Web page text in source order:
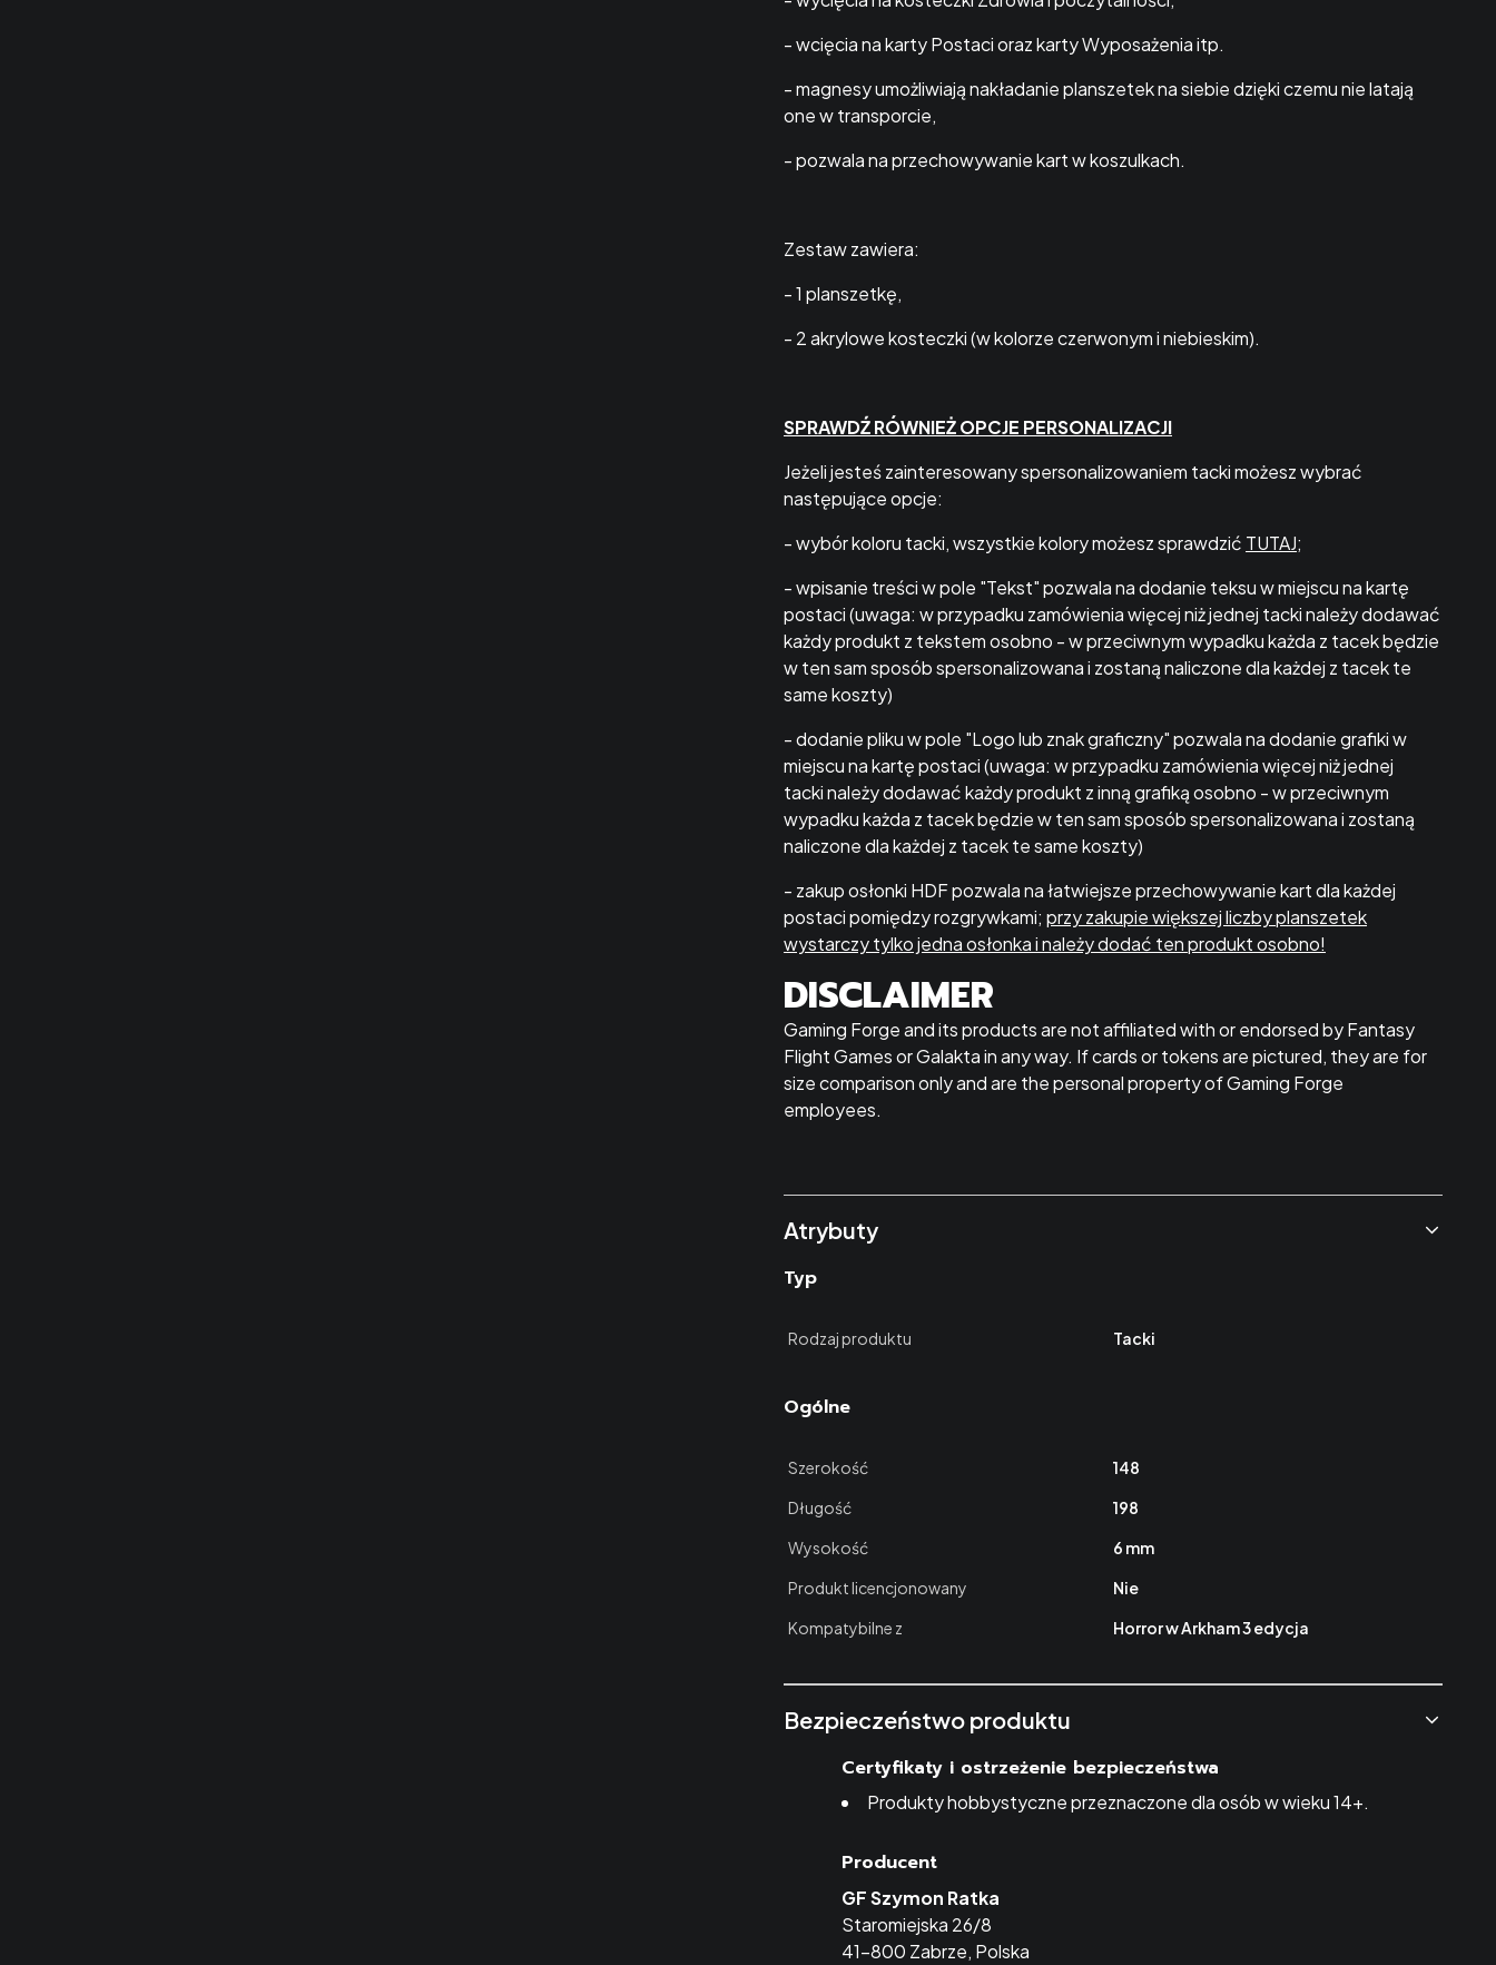
- wcięcia na karty Postaci oraz karty Wyposażenia itp.
- magnesy umożliwiają nakładanie planszetek na siebie dzięki czemu nie latają
one w transporcie,
- pozwala na przechowywanie kart w koszulkach.
Zestaw zawiera:
- 1 planszetkę,
- 2 akrylowe kosteczki (w kolorze czerwonym i niebieskim).
SPRAWDŹ RÓWNIEŻ OPCJE PERSONALIZACJI
Jeżeli jesteś zainteresowany spersonalizowaniem tacki możesz wybrać
następujące opcje:
- wybór koloru tacki, wszystkie kolory możesz sprawdzić TUTAJ;
- wpisanie treści w pole "Tekst" pozwala na dodanie teksu w miejscu na kartę
postaci (uwaga: w przypadku zamówienia więcej niż jednej tacki należy dodawać
każdy produkt z tekstem osobno - w przeciwnym wypadku każda z tacek będzie
w ten sam sposób spersonalizowana i zostaną naliczone dla każdej z tacek te
same koszty)
- dodanie pliku w pole "Logo lub znak graficzny" pozwala na dodanie grafiki w
miejscu na kartę postaci (uwaga: w przypadku zamówienia więcej niż jednej
tacki należy dodawać każdy produkt z inną grafiką osobno - w przeciwnym
wypadku każda z tacek będzie w ten sam sposób spersonalizowana i zostaną
naliczone dla każdej z tacek te same koszty)
- zakup osłonki HDF pozwala na łatwiejsze przechowywanie kart dla każdej
postaci pomiędzy rozgrywkami; przy zakupie większej liczby planszetek
wystarczy tylko jedna osłonka i należy dodać ten produkt osobno!
DISCLAIMER
Gaming Forge and its products are not affiliated with or endorsed by Fantasy
Flight Games or Galakta in any way. If cards or tokens are pictured, they are for
size comparison only and are the personal property of Gaming Forge
employees.
Atrybuty
Typ
Rodzaj produktu Tacki
Ogólne
Szerokość
148
Długość
198
Wysokość
6 mm
Produkt licencjonowany
Nie
Kompatybilne z
Horror w Arkham 3 edycja
Bezpieczeństwo produktu
Certyfikaty i ostrzeżenie bezpieczeństwa
Produkty hobbystyczne przeznaczone dla osób w wieku 14+.
Producent
GF Szymon Ratka
Staromiejska 26/8
41-800 Zabrze, Polska